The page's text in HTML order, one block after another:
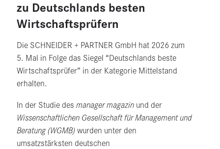
zu Deutschlands besten
Wirtschaftsprüfern
Die SCHNEIDER + PARTNER GmbH hat 2026 zum
5. Mal in Folge das Siegel “Deutschlands beste
Wirtschaftsprüfer” in der Kategorie Mittelstand
erhalten.
In der Studie des manager magazin und der
Wissenschaftlichen Gesellschaft für Management und
Beratung (WGMB) wurden unter den
umsatzstärksten deutschen